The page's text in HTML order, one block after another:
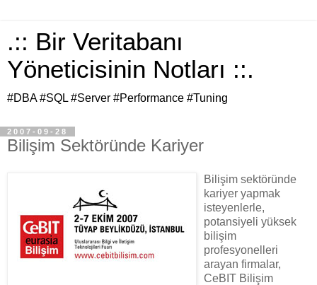
.:: Bir Veritabanı
Yöneticisinin Notları ::.
#DBA #SQL #Server #Performance #Tuning
2007-09-28
Bilişim Sektöründe Kariyer
Bilişim sektöründe
kariyer yapmak
isteyenlerle,
potansiyeli yüksek
bilişim
profesyonelleri
arayan firmalar,
CeBIT Bilişim